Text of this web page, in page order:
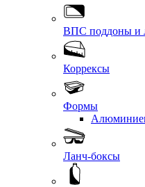
ВПС поддоны и
Коррексы
Формы
Ланч-боксы